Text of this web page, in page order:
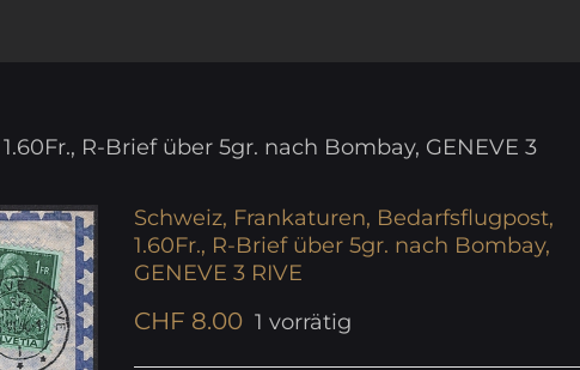
R-Brief über 5gr. nach Bombay, GENEVE 3
Schweiz, Frankaturen, Bedarfsflugpost,
1.60Fr., R-Brief über 5gr. nach Bombay,
GENEVE 3 RIVE
CHF 8.00 1 vorrätig